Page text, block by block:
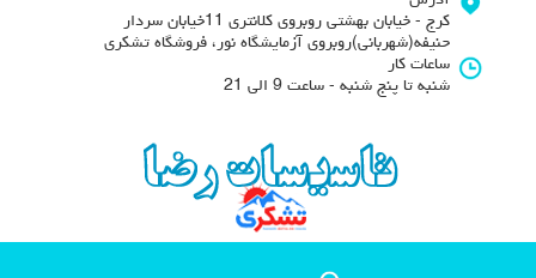
کرج - خیابان بهشتی روبروی کلانتری 11خیابان سردار
حنیفه(شهربانی)روبروی آزمایشگاه نور، فروشگاه تشکری
ساعات کار
شنبه تا پنج شنبه - ساعت 9 الی 21